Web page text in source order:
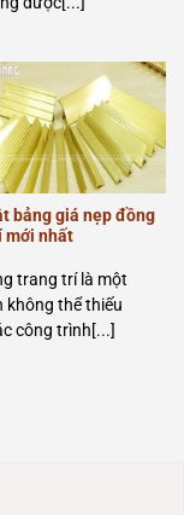
bảng giá nẹp đồng
mới nhất
trang trí là một
không thể thiếu
công trình[...]